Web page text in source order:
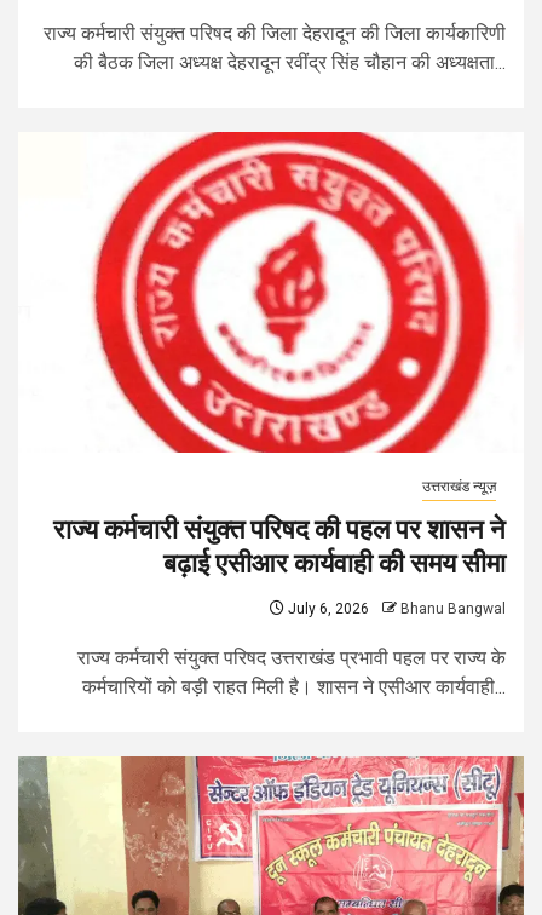
राज्य कर्मचारी संयुक्त परिषद की जिला देहरादून की जिला कार्यकारिणी
की बैठक जिला अध्यक्ष देहरादून रवींद्र सिंह चौहान की अध्यक्षता...
उत्तराखंड न्यूज़
राज्य कर्मचारी संयुक्त परिषद की पहल पर शासन ने
बढ़ाई एसीआर कार्यवाही की समय सीमा
July 6, 2026 Bhanu Bangwal
राज्य कर्मचारी संयुक्त परिषद उत्तराखंड प्रभावी पहल पर राज्य के
कर्मचारियों को बड़ी राहत मिली है। शासन ने एसीआर कार्यवाही...